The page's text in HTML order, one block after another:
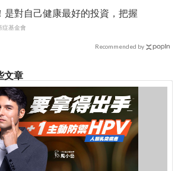
是對自己健康最好的投資，把握
症基金會
Recommended by
文章